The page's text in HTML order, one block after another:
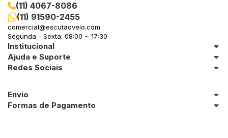
(11) 4067-8086
(11) 91590-2455
comercial@escutaoveio.com
Segunda - Sexta: 08:00 ~ 17:30
Institucional
Ajuda e Suporte
Redes Sociais
Envio
Formas de Pagamento